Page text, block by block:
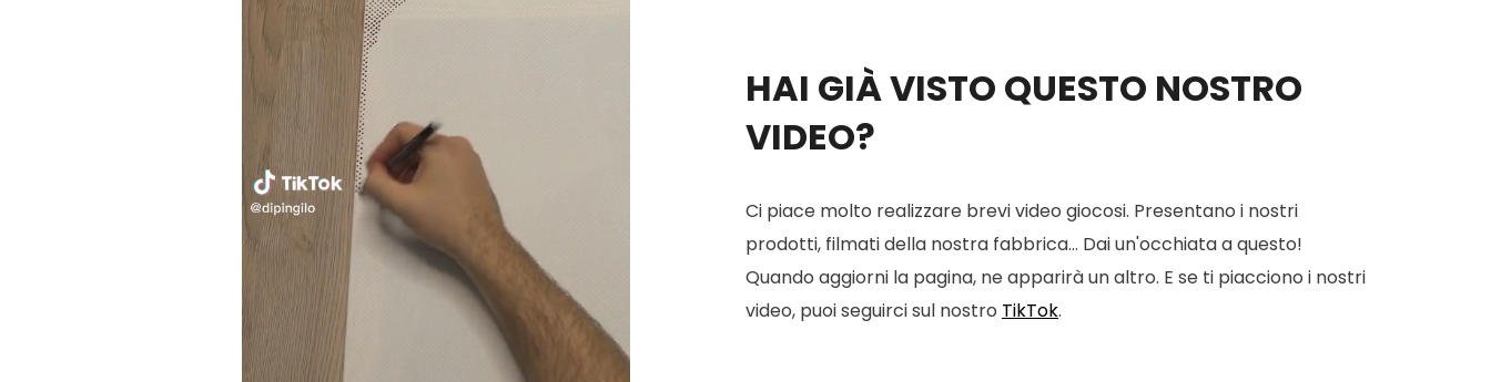
HAI GIÀ VISTO QUESTO NOSTRO
VIDEO?
Ci piace molto realizzare brevi video giocosi. Presentano i nostri
prodotti, filmati della nostra fabbrica... Dai un'occhiata a questo!
Quando aggiorni la pagina, ne apparirà un altro. E se ti piacciono i nostri
video, puoi seguirci sul nostro TikTok.